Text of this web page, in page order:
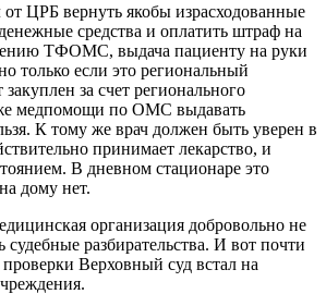
ЦРБ вернуть якобы израсходованные
средства и оплатить штраф на
ТФОМС, выдача пациенту на руки
только если это региональный
за счет регионального
медпомощи по ОМС выдавать
К тому же врач должен быть уверен в
принимает лекарство, и
В дневном стационаре это
дому нет.
организация добровольно не
разбирательства. И вот почти
проверки Верховный суд встал на